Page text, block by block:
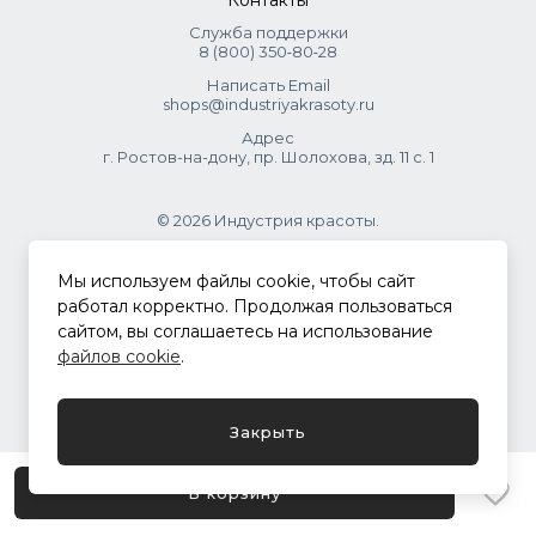
В корзину
Anthemis Nobilis Flower Oil, Lavandula Angustifolia Oil
((lavandula Angustifolia (lavender) Oil), Bisabolol, Retinyl
Palmitate, Tocopheryl Acetate, Propylene Glycol, Spirulina
Служба поддержки
8 (800) 350‑80‑28
Написать Email
shops@industriyakrasoty.ru
Адрес
г. Ростов-на-дону, пр. Шолохова, зд. 11 с. 1
© 2026 Индустрия красоты.
.
Политика конфиденциальности
Мы используем файлы cookie, чтобы сайт
работал корректно. Продолжая пользоваться
сайтом, вы соглашаетесь на использование
файлов cookie.
Закрыть